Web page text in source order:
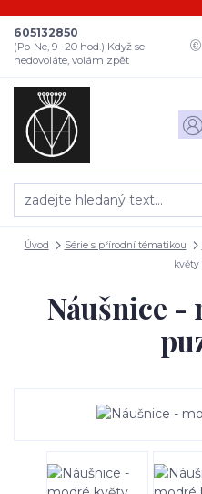
605132850
(Po-Ne, 9- 20 hod.) Když se
nedovoláte, volám zpět
Úvod Série s přírodní tématikou
květy
Náušnice -